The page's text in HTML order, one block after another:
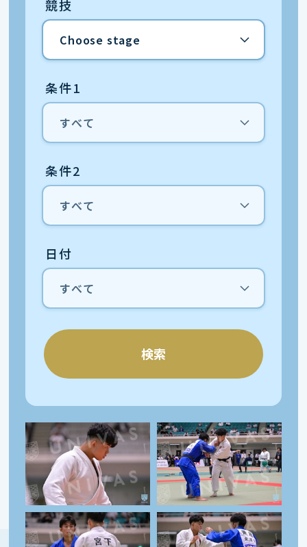
競技
条件1
条件2
日付
検索